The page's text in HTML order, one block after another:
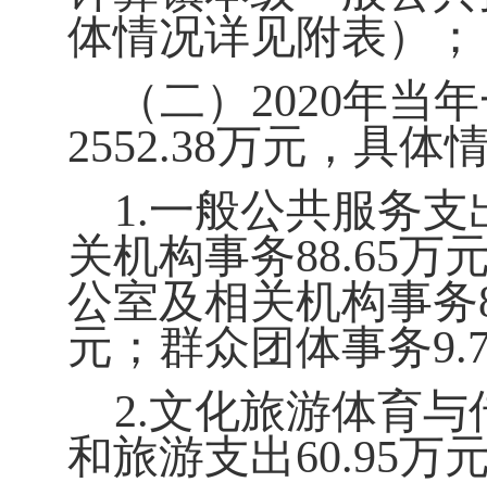
体情况详见附表）；
（二）2020年当
2552.38万元，具体
1.一般公共服务支
关机构事务88.65万
公室及相关机构事务
元；群众团体事务
2.文化旅游体育与
和旅游支出60.95万